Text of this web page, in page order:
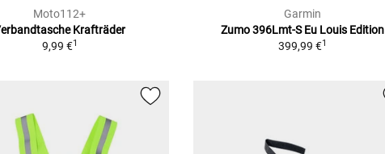
Moto112+
Krafträder
9,99 €1
Garmin
Zumo 396Lmt-S Eu Louis Edition
399,99 €1